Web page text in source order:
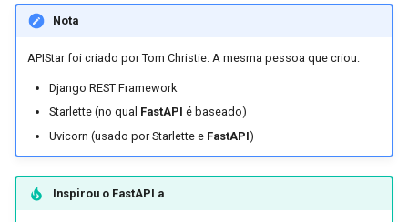
Nota
APIStar foi criado por Tom Christie. A mesma pessoa que criou:
Django REST Framework
Starlette (no qual FastAPI é baseado)
Uvicorn (usado por Starlette e FastAPI)
Inspirou o FastAPI a